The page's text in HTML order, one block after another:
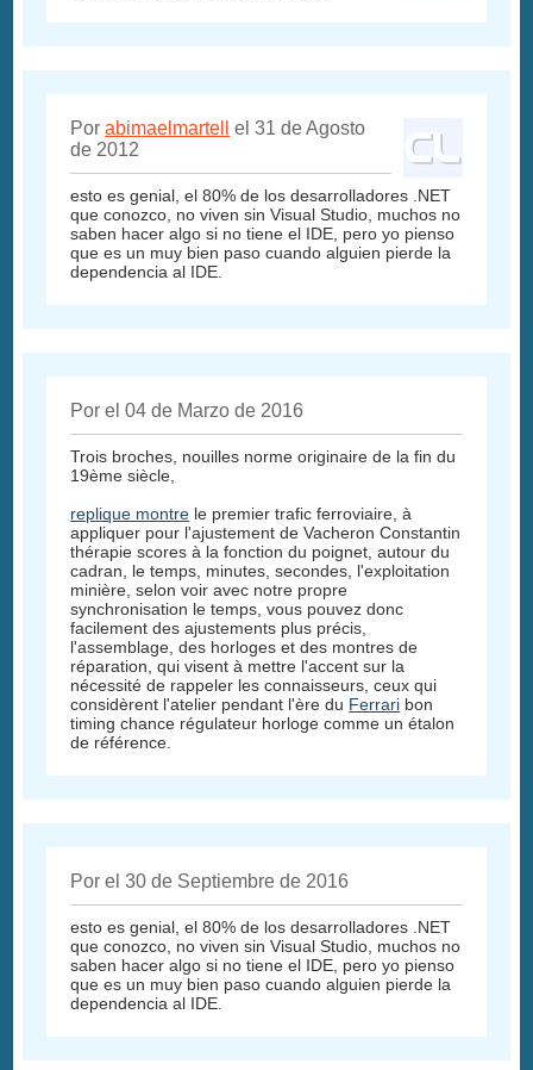
Porabimaelmartell
el 31 de Agosto
de 2012
esto es genial, el 80% de los desarrolladores .NET
que conozco, no viven sin Visual Studio, muchos no
saben hacer algo si no tiene el IDE, pero yo pienso
que es un muy bien paso cuando alguien pierde la
dependencia al IDE.
Por el 04 de Marzo de 2016
Trois broches, nouilles norme originaire de la fin du
19ème siècle,
replique montre le premier trafic ferroviaire, à
appliquer pour l'ajustement de Vacheron Constantin
thérapie scores à la fonction du poignet, autour du
cadran, le temps, minutes, secondes, l'exploitation
minière, selon voir avec notre propre
synchronisation le temps, vous pouvez donc
facilement des ajustements plus précis,
l'assemblage, des horloges et des montres de
réparation, qui visent à mettre l'accent sur la
nécessité de rappeler les connaisseurs, ceux qui
considèrent l'atelier pendant l'ère du Ferrari bon
timing chance régulateur horloge comme un étalon
de référence.
Por el 30 de Septiembre de 2016
esto es genial, el 80% de los desarrolladores .NET
que conozco, no viven sin Visual Studio, muchos no
saben hacer algo si no tiene el IDE, pero yo pienso
que es un muy bien paso cuando alguien pierde la
dependencia al IDE.